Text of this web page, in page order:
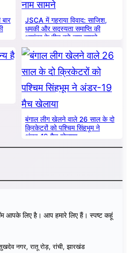
JSCA में गहराया विवाद: साजिश,
धमकी और सदस्यता समाप्ति की
आशंका के बीच बड़े नाम सामने
बंगाल लीग खेलने वाले 26 साल के दो
क्रिकेटरों को पश्चिम सिंहभूम ने
अंडर-19 मैच खेलाया
आपके लिए है। आप हमारे लिए हैं। स्पष्ट कहूं
नगर, रातू रोड़, रांची, झारखंड